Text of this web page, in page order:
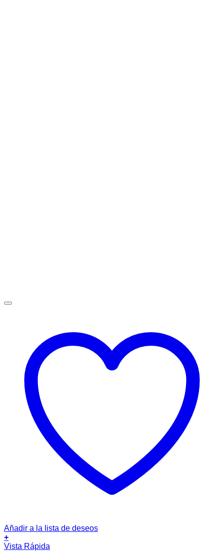
Añadir a la lista de deseos
+
Vista Rápida